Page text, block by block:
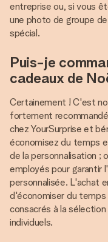
entreprise ou, si vous
une photo de groupe
spécial.
Puis-je
cadeaux de
Certainement ! C'est
fortement
chez YourSurprise et
économisez du temps
de la personnalisation ;
employés pour
personnalisée. L'achat
d'économiser du
consacrés à la
individuels.